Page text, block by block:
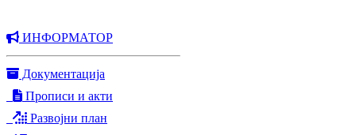
ИНФОРМАТОР
Документација
Прописи и акти
Развојни план